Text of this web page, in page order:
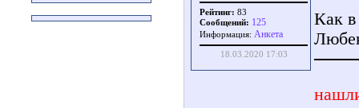
Рейтинг: 83
Сообщений: 125
Информация: Aнкета
18.03.2020 17:03
Как